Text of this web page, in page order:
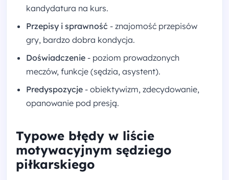
kandydatura na kurs.
Przepisy i sprawność - znajomość przepisów
gry, bardzo dobra kondycja.
Doświadczenie - poziom prowadzonych
meczów, funkcje (sędzia, asystent).
Predyspozycje - obiektywizm, zdecydowanie,
opanowanie pod presją.
Typowe błędy w liście
motywacyjnym sędziego
piłkarskiego